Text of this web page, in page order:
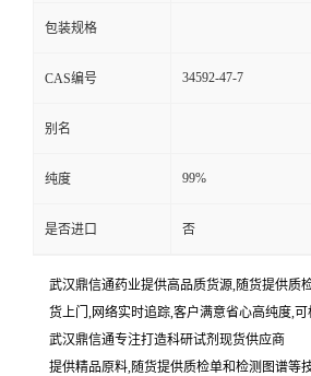
包装规格
CAS编号 34592-47-7
别名
纯度 99%
是否进口 否
武汉鼎信通药业提供高品质货源,随货提供质
货上门,网络实时追踪,客户满意省心高纯度,
武汉鼎信通专注打造科研试剂现货供应商
提供精品原料,随货提供质检单和检测图谱等